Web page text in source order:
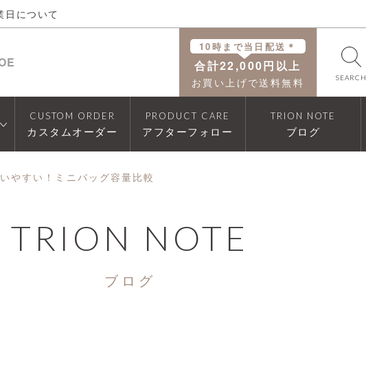
日について
10時まで当日配送＊
合計22,000円以上
お買い上げで送料無料 SEARCH
CUSTOM ORDER
カスタムオーダー
PRODUCT CARE
アフターフォロー
TRION NOTE
ブログ
やすい！ミニバッグ容量比較
TRION NOTE
ブログ